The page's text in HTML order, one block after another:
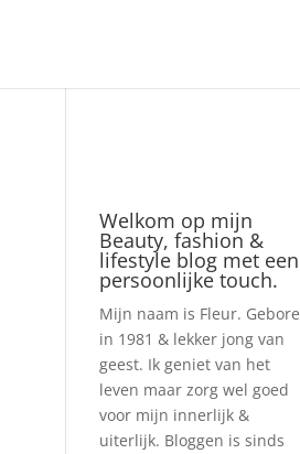
Welkom op mijn
Beauty, fashion &
lifestyle blog met een
persoonlijke touch.
Mijn naam is Fleur.
in 1981 & lekker jong van
geest. Ik geniet van het
leven maar zorg wel goed
voor mijn innerlijk &
uiterlijk. Bloggen is sinds